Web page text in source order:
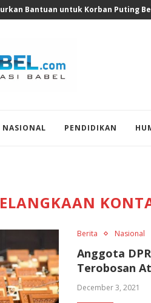
Pasien BPJS, Anggota Komisi IX...
NASIONAL PENDIDIKAN
Berita Nasional
Anggota
Terobosan
December 3, 2021